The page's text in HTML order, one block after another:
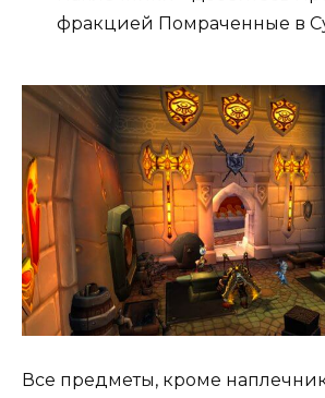
фракцией Помраченные в
Все предметы, кроме